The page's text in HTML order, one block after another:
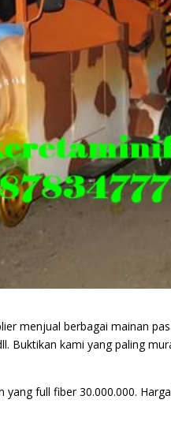
menjual berbagai mainan
Buktikan kami yang paling
full fiber 30.000.000.